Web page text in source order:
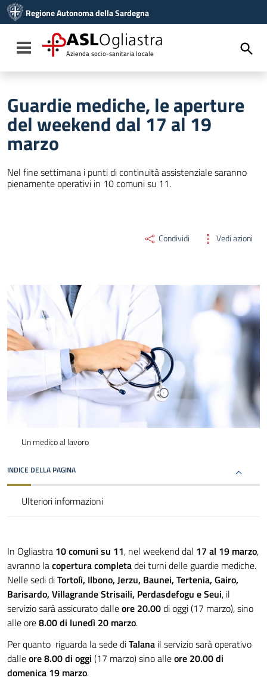
Vai al menu di navigazione
Vai al footer
Regione Autonoma della Sardegna
Toggle navigation
ASLOgliastra
Azienda socio-sanitaria locale
Guardie mediche, le aperture
del weekend dal 17 al 19
marzo
Nel fine settimana i punti di continuità assistenziale saranno
pienamente operativi in 10 comuni su 11.
Condividi Vedi azioni
Un medico al lavoro
INDICE DELLA PAGINA
Ulteriori informazioni
In Ogliastra 10 comuni su 11, nel weekend dal 17 al 19 marzo,
avranno lacopertura completadei turni delle guardie mediche.
Nelle sedi diTortolì, Ilbono, Jerzu, Baunei, Tertenia, Gairo,
Barisardo, Villagrande Strisaili, Perdasdefogu e Seui, il
servizio sarà assicurato dalleore 20.00di oggi (17 marzo), sino
alle ore8.00 di lunedì 20 marzo.
Per quanto riguarda la sede diTalana il servizio sarà operativo
dalleore 8.00 di oggi (17 marzo) sino alleore 20.00 di
domenica 19 marzo.